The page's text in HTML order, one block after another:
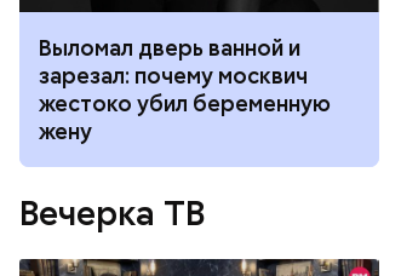
Выломал дверь ванной и
зарезал: почему москвич
жестоко убил беременную
жену
Вечерка ТВ